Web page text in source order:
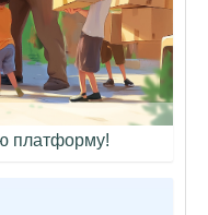
платформу!